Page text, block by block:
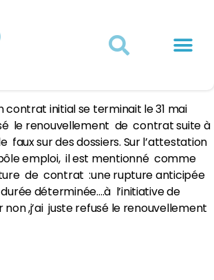
contrat initial se terminait le 31 mai
le renouvellement de contrat suite à
faux sur des dossiers. Sur l’attestation
emploi, il est mentionné comme
de contrat :une rupture anticipée
déterminée….à l’initiative de
non ,j’ai juste refusé le renouvellement